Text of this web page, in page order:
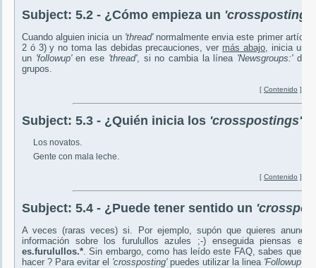
Subject: 5.2 - ¿Cómo empieza un 'crossposting'
Cuando alguien inicia un 'thread'normalmente envia este primer
2 ó 3) y no toma las debidas precauciones, ver más abajo, inicia un
un 'followup'en ese 'thread', si no cambia la línea 'Newsgroups:'de
grupos.
[ Contenido ]
Subject: 5.3 - ¿Quién inicia los 'crosspostings'
Los novatos.
Gente con mala leche.
[ Contenido ]
Subject: 5.4 - ¿Puede tener sentido un
A veces (raras veces) si. Por ejemplo, supón que quieres
información sobre los furulullos azules ;-) enseguida piensas
es.furulullos.* . Sin embargo, como has leído este FAQ, sabes que
hacer ? Para evitar el 'crossposting' puedes utilizar la linea 'Followup-